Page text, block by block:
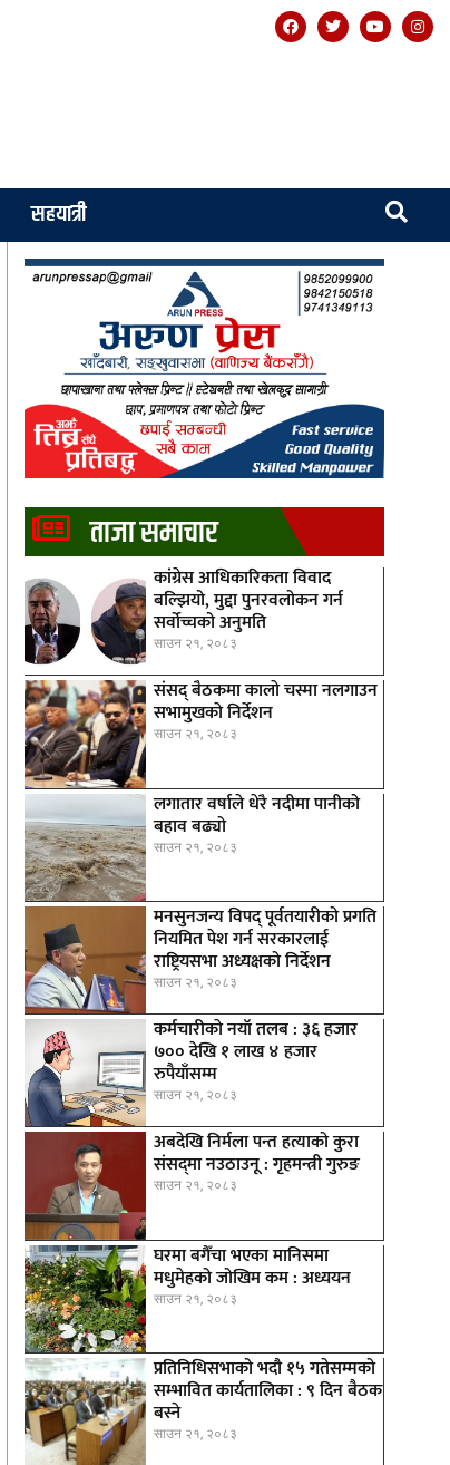
सहयात्री
ताजा समाचार
कांग्रेस आधिकारिकता विवाद
बल्झियो, मुद्दा पुनरवलोकन गर्न
सर्वोच्चको अनुमति
साउन २१, २०८३
संसद् बैठकमा कालाे चस्मा नलगाउन
सभामुखकाे निर्देशन
साउन २१, २०८३
लगातार वर्षाले धेरै नदीमा पानीको
बहाव बढ्यो
साउन २१, २०८३
मनसुनजन्य विपद् पूर्वतयारीको प्रगति
नियमित पेश गर्न सरकारलाई
राष्ट्रियसभा अध्यक्षको निर्देशन
साउन २१, २०८३
कर्मचारीकाे नयाँ तलब : ३६ हजार
७०० देखि १ लाख ४ हजार
रुपैयाँसम्म
साउन २१, २०८३
अबदेखि निर्मला पन्त हत्याको कुरा
संसद्‍मा नउठाउनू : गृहमन्त्री गुरुङ
साउन २१, २०८३
घरमा बगैँचा भएका मानिसमा
मधुमेहको जोखिम कम : अध्ययन
साउन २१, २०८३
प्रतिनिधिसभाको भदौ १५ गतेसम्मको
सम्भावित कार्यतालिका : ९ दिन बैठक
बस्ने
साउन २१, २०८३